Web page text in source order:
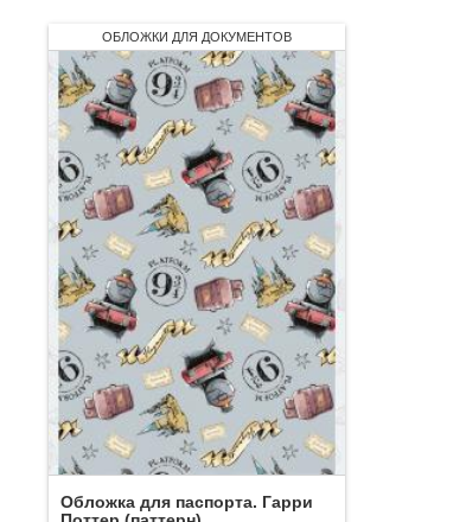
ОБЛОЖКИ ДЛЯ ДОКУМЕНТОВ
Обложка для паспорта. Гарри